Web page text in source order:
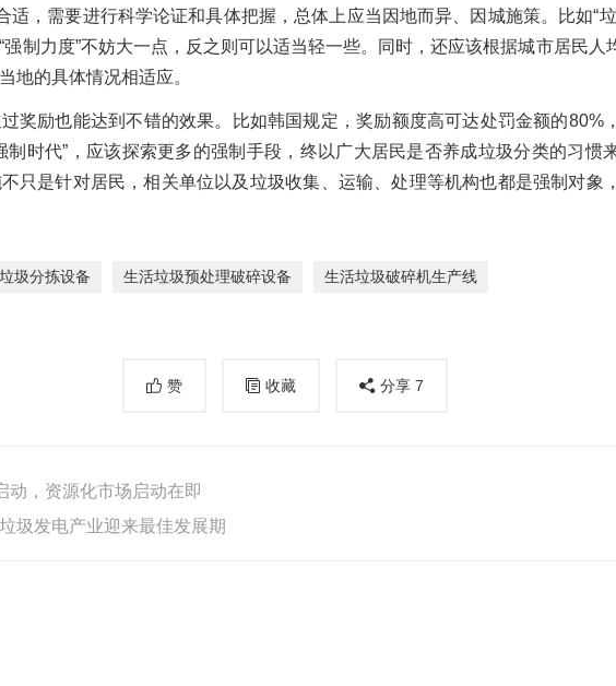
适，需要进行科学论证和具体把握，总体上应当因地而异、因城施策。比如“
制力度”不妨大一点，反之则可以适当轻一些。同时，还应该根据城市居民人
地的具体情况相适应。
奖励也能达到不错的效果。比如韩国规定，奖励额度高可达处罚金额的80%
制时代”，应该探索更多的强制手段，终以广大居民是否养成垃圾分类的习惯
只是针对居民，相关单位以及垃圾收集、运输、处理等机构也都是强制对象
圾分拣设备 生活垃圾预处理破碎设备 生活垃圾破碎机生产线
赞 收藏 分享 7
动，资源化市场启动在即
圾发电产业迎来最佳发展期